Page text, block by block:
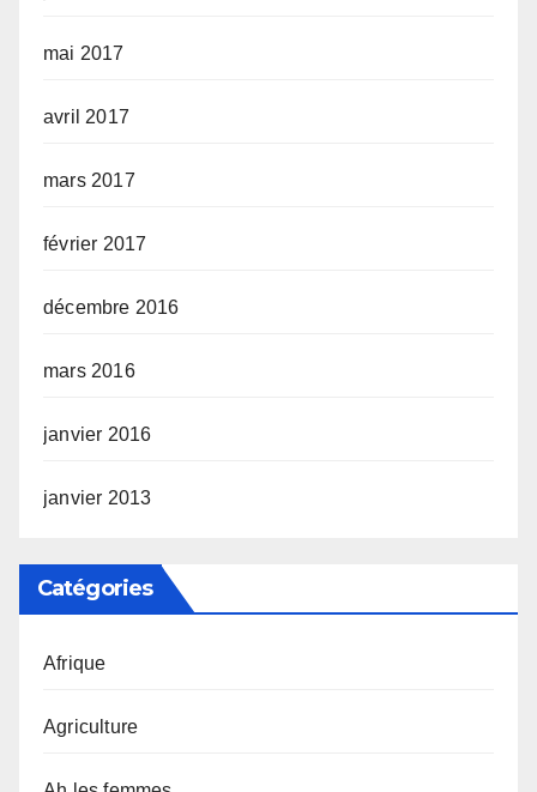
mai 2017
avril 2017
mars 2017
février 2017
décembre 2016
mars 2016
janvier 2016
janvier 2013
Catégories
Afrique
Agriculture